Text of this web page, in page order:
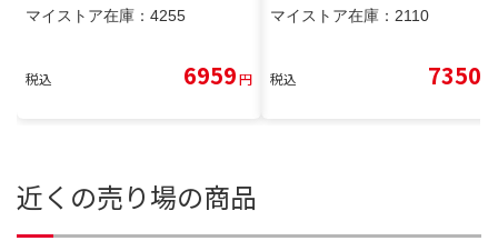
マイストア在庫： 4255
税込 6959円
マイストア在庫： 2110
税込 7350
近くの売り場の商品